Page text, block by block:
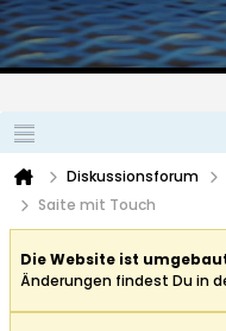
Diskussionsforum
Saite mit Touch
Die Website ist
Änderungen findest Du in